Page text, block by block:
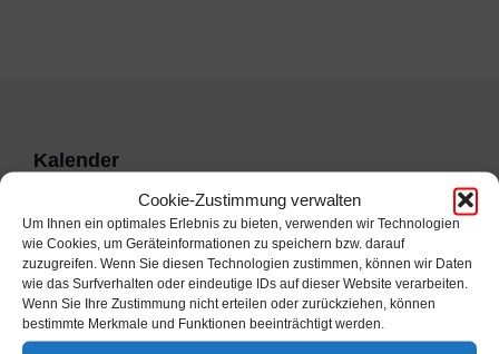
Cookie-Zustimmung verwalten
Um Ihnen ein optimales Erlebnis zu bieten, verwenden wir Technologien
wie Cookies, um Geräteinformationen zu speichern bzw. darauf
zuzugreifen. Wenn Sie diesen Technologien zustimmen, können wir Daten
wie das Surfverhalten oder eindeutige IDs auf dieser Website verarbeiten.
Wenn Sie Ihre Zustimmung nicht erteilen oder zurückziehen, können
bestimmte Merkmale und Funktionen beeinträchtigt werden.
Kalender
August2026
Previous
Month
Next
Month
Skip
calendar
days
27 28 29 30 31 1